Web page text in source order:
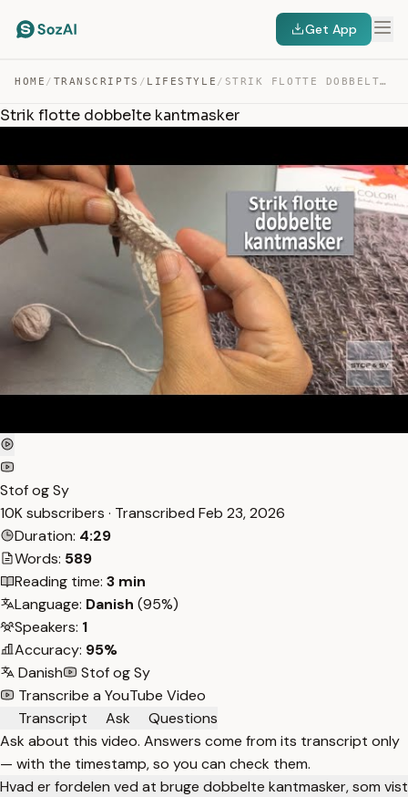
Get App
HOME / TRANSCRIPTS / LIFESTYLE / STRIK FLOTTE DOBBELTE KANTMASKER — TRANSCRIPT
Strik flotte dobbelte kantmasker
Stof og Sy
10K subscribers · Transcribed Feb 23, 2026
Duration: 4:29
Words: 589
Reading time: 3 min
Language: Danish (95%)
Speakers: 1
Accuracy: 95%
Danish
Stof og Sy
Transcribe a YouTube Video
Transcript
Ask
Questions
Ask about this video. Answers come from its transcript only
— with the timestamp, so you can check them.
Hvad er fordelen ved at bruge dobbelte kantmasker, som vist